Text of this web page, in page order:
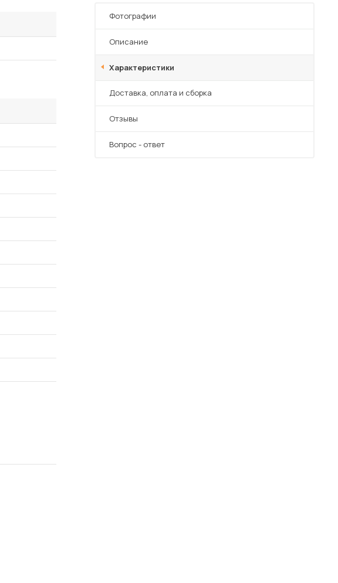
Фотографии
Описание
Характеристики
Преимущества
Доставка, оплата и сборка
Отзывы
Вопрос - ответ